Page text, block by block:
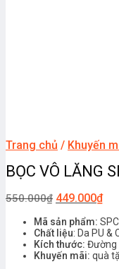
Trang chủ / Khuyến
BỌC VÔ LĂNG
550.000₫ 449.000₫
Mã sản phẩm:
Chất liệu: Da PU &
Kích thước: Đường
Khuyến mãi: quà